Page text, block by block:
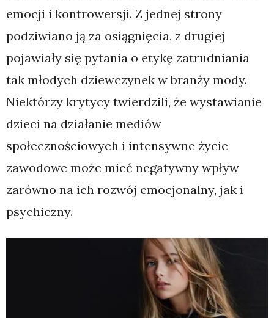
emocji i kontrowersji. Z jednej strony
podziwiano ją za osiągnięcia, z drugiej
pojawiały się pytania o etykę zatrudniania
tak młodych dziewczynek w branży mody.
Niektórzy krytycy twierdzili, że wystawianie
dzieci na działanie mediów
społecznościowych i intensywne życie
zawodowe może mieć negatywny wpływ
zarówno na ich rozwój emocjonalny, jak i
psychiczny.